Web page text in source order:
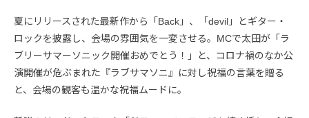
夏にリリースされた最新作から「Back」、「devil」とギター・
ロックを披露し、会場の雰囲気を一変させる。MCで太田が「ラ
ブリーサマーソニック開催おめでとう！」と、コロナ禍のなか公
演開催が危ぶまれた『ラブサマソニ』に対し祝福の言葉を贈る
と、会場の観客も温かな祝福ムードに。